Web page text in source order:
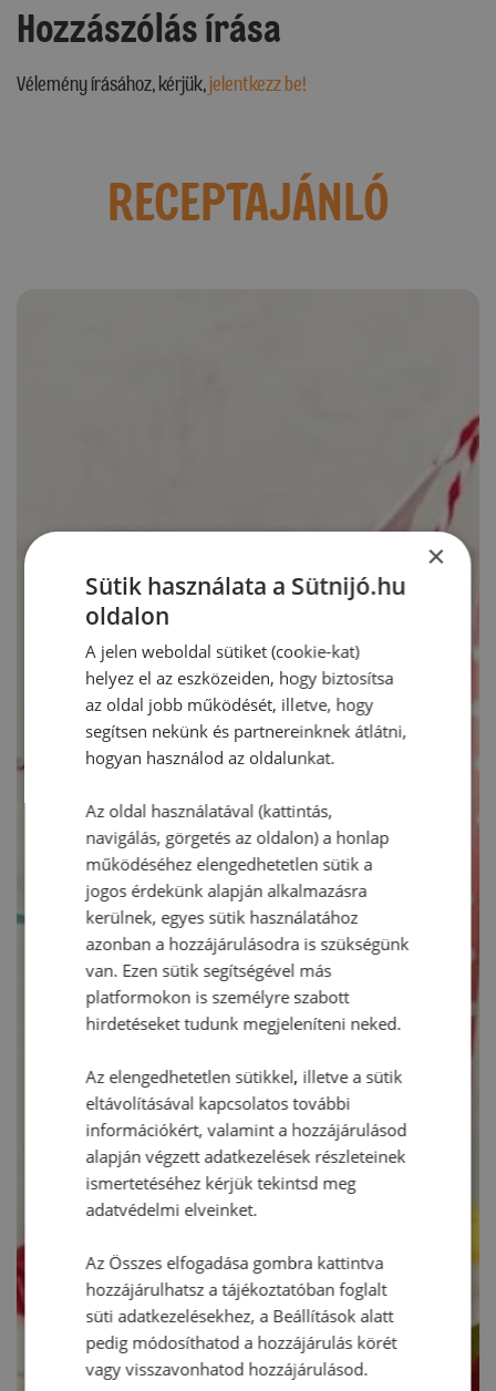
Hozzászólás írása
Vélemény írásához, kérjük,jelentkezz be!
RECEPTAJÁNLÓ
×
Sütik használata a Sütnijó.hu
oldalon
A jelen weboldal sütiket (cookie-kat)
helyez el az eszközeiden, hogy biztosítsa
az oldal jobb működését, illetve, hogy
segítsen nekünk és partnereinknek átlátni,
hogyan használod az oldalunkat.
Az oldal használatával (kattintás,
navigálás, görgetés az oldalon) a honlap
működéséhez elengedhetetlen sütik a
jogos érdekünk alapján alkalmazásra
kerülnek, egyes sütik használatához
azonban a hozzájárulásodra is szükségünk
van. Ezen sütik segítségével más
platformokon is személyre szabott
hirdetéseket tudunk megjeleníteni neked.
Az elengedhetetlen sütikkel, illetve a sütik
eltávolításával kapcsolatos további
információkért, valamint a hozzájárulásod
alapján végzett adatkezelések részleteinek
ismertetéséhez kérjük tekintsd meg
adatvédelmi elveinket.
Az Összes elfogadása gombra kattintva
hozzájárulhatsz a tájékoztatóban foglalt
süti adatkezelésekhez, a Beállítások alatt
pedig módosíthatod a hozzájárulás körét
vagy visszavonhatod hozzájárulásod.